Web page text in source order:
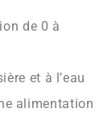
de 0 à
et à l’eau
alimentation